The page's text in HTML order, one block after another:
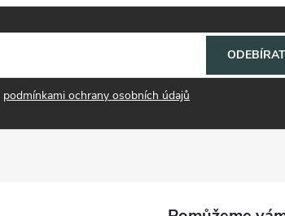
podmínkami ochrany osobních údajů
ODEBÍRAT